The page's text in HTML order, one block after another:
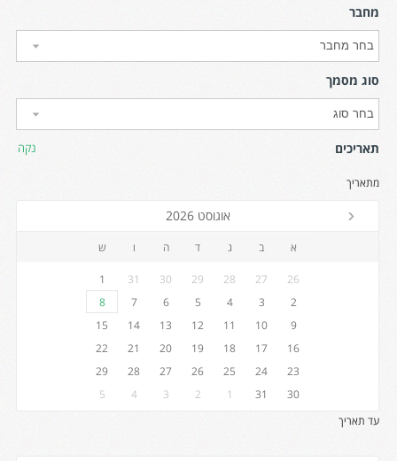
מחבר
סוג מסמך
תאריכים נקה
מתאריך
עד תאריך
אוגוסט 2026
א ב ג ד ה ו ש
26
27
28
29
30
31
1
2
3
4
5
6
7
8
9
10
11
12
13
14
15
16
17
18
19
20
21
22
23
24
25
26
27
28
29
30
31
1
2
3
4
5